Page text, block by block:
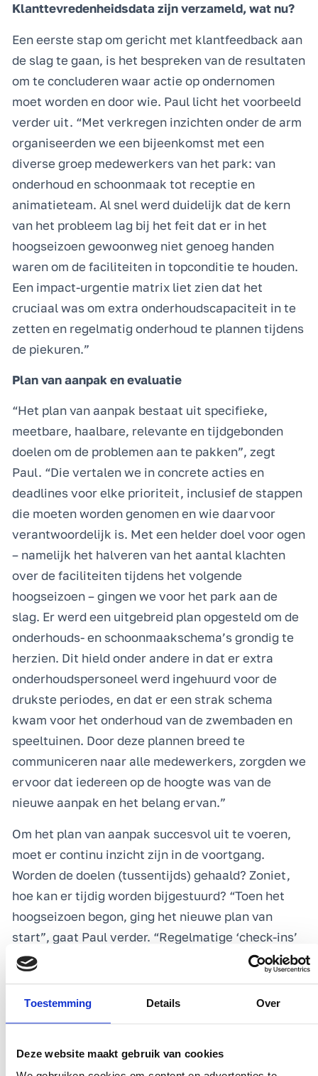
Toestemming Details Over
Deze website maakt gebruik van cookies
Klanttevredenheidsdata zijn verzameld, wat nu?
Een eerste stap om gericht met klantfeedback aan
de slag te gaan, is het bespreken van de resultaten
om te concluderen waar actie op ondernomen
moet worden en door wie. Paul licht het voorbeeld
verder uit. “Met verkregen inzichten onder de arm
organiseerden we een bijeenkomst met een
diverse groep medewerkers van het park: van
onderhoud en schoonmaak tot receptie en
animatieteam. Al snel werd duidelijk dat de kern
van het probleem lag bij het feit dat er in het
hoogseizoen gewoonweg niet genoeg handen
waren om de faciliteiten in topconditie te houden.
Een impact-urgentie matrix liet zien dat het
cruciaal was om extra onderhoudscapaciteit in te
zetten en regelmatig onderhoud te plannen tijdens
de piekuren.”
Plan van aanpak en evaluatie
“Het plan van aanpak bestaat uit specifieke,
meetbare, haalbare, relevante en tijdgebonden
doelen om de problemen aan te pakken”, zegt
Paul. “Die vertalen we in concrete acties en
deadlines voor elke prioriteit, inclusief de stappen
die moeten worden genomen en wie daarvoor
verantwoordelijk is. Met een helder doel voor ogen
– namelijk het halveren van het aantal klachten
over de faciliteiten tijdens het volgende
hoogseizoen – gingen we voor het park aan de
slag. Er werd een uitgebreid plan opgesteld om de
onderhouds- en schoonmaakschema’s grondig te
herzien. Dit hield onder andere in dat er extra
onderhoudspersoneel werd ingehuurd voor de
drukste periodes, en dat er een strak schema
kwam voor het onderhoud van de zwembaden en
speeltuinen. Door deze plannen breed te
communiceren naar alle medewerkers, zorgden we
ervoor dat iedereen op de hoogte was van de
nieuwe aanpak en het belang ervan.”
Om het plan van aanpak succesvol uit te voeren,
moet er continu inzicht zijn in de voortgang.
Worden de doelen (tussentijds) gehaald? Zoniet,
hoe kan er tijdig worden bijgestuurd? “Toen het
hoogseizoen begon, ging het nieuwe plan van
start”, gaat Paul verder. “Regelmatige ‘check-ins’
met de teams hielpen ons om de vinger aan de pols
te houden en ervoor te zorgen dat alles volgens
plan verliep. We zetten een intern dashboard op
waarmee we de status van elke faciliteit in real-
om real-time feedback te geven via een simpele